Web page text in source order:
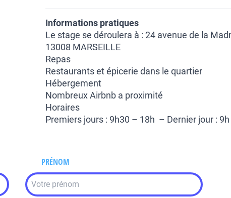
Informations pratiques
Le stage se déroulera à : 24 avenue de la
13008 MARSEILLE
Repas
Restaurants et épicerie dans le quartier
Hébergement
Nombreux Airbnb a proximité
Horaires
Premiers jours : 9h30 – 18h – Dernier jour :
PRÉNOM